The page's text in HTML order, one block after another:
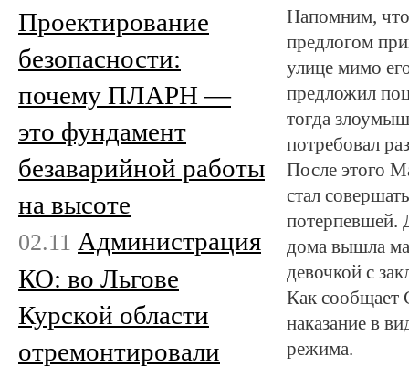
Напомним,
предлогом
улице мимо
предложил
тогда
потребовал
После этого
стал
потерпевшей.
дома вышла
девочкой с
Как сообщает
наказание в
режима.
Проектирование
безопасности:
почему ПЛАРН —
это фундамент
безаварийной работы
на высоте
02.11 Администрация
КО: во Льгове
Курской области
отремонтировали